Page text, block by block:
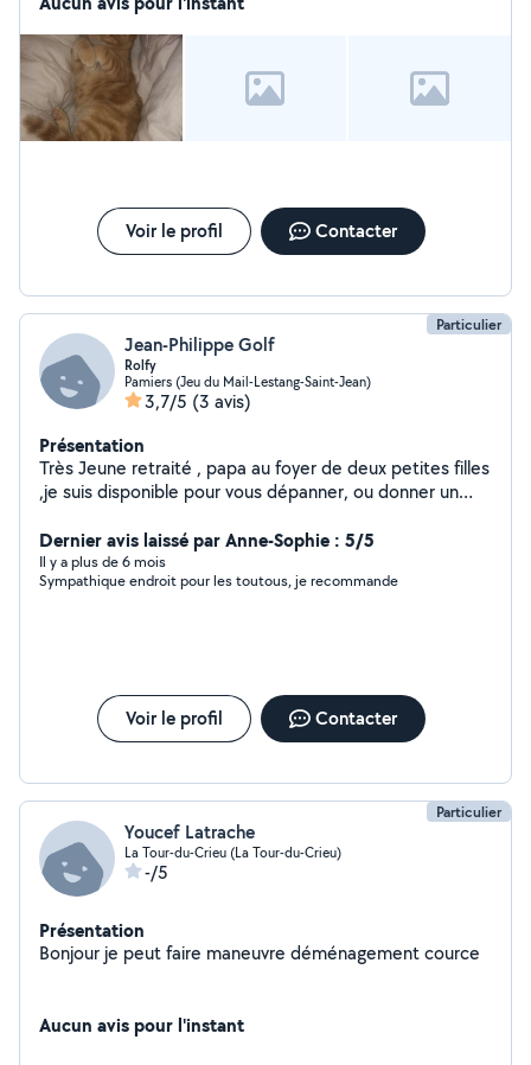
Voir le profil Contacter
Particulier
Jean-Philippe Golf
Rolfy
Pamiers (Jeu du Mail-Lestang-Saint-Jean)
3,7/5 (3 avis)
Présentation
Très Jeune retraité , papa au foyer de deux petites filles
,je suis disponible pour vous dépanner, ou donner un
sais m'adapter et j'aime le travail bien fait . N'hésitez pas
à me contacter
Dernier avis laissé par Anne-Sophie : 5/5
Il y a plus de 6 mois
Sympathique endroit pour les toutous, je recommande
Voir le profil Contacter
Particulier
Youcef Latrache
La Tour-du-Crieu (La Tour-du-Crieu)
-/5
Présentation
Bonjour je peut faire maneuvre déménagement cource
Aucun avis pour l'instant